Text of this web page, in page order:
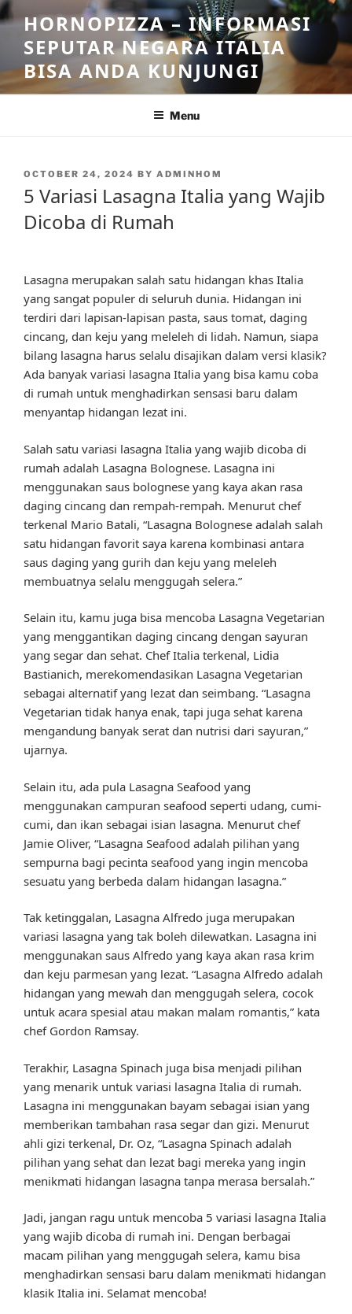
Skip
to
content
HORNOPIZZA – INFORMASI
SEPUTAR NEGARA ITALIA
BISA ANDA KUNJUNGI
Menu
POSTED
OCTOBER 24, 2024 BY ADMINHOM
5 Variasi Lasagna Italia yang Wajib
Dicoba di Rumah
Lasagna merupakan salah satu hidangan khas Italia
yang sangat populer di seluruh dunia. Hidangan ini
terdiri dari lapisan-lapisan pasta, saus tomat, daging
cincang, dan keju yang meleleh di lidah. Namun, siapa
bilang lasagna harus selalu disajikan dalam versi klasik?
Ada banyak variasi lasagna Italia yang bisa kamu coba
di rumah untuk menghadirkan sensasi baru dalam
menyantap hidangan lezat ini.
Salah satu variasi lasagna Italia yang wajib dicoba di
rumah adalah Lasagna Bolognese. Lasagna ini
menggunakan saus bolognese yang kaya akan rasa
daging cincang dan rempah-rempah. Menurut chef
terkenal Mario Batali, “Lasagna Bolognese adalah salah
satu hidangan favorit saya karena kombinasi antara
saus daging yang gurih dan keju yang meleleh
membuatnya selalu menggugah selera.”
Selain itu, kamu juga bisa mencoba Lasagna Vegetarian
yang menggantikan daging cincang dengan sayuran
yang segar dan sehat. Chef Italia terkenal, Lidia
Bastianich, merekomendasikan Lasagna Vegetarian
sebagai alternatif yang lezat dan seimbang. “Lasagna
Vegetarian tidak hanya enak, tapi juga sehat karena
mengandung banyak serat dan nutrisi dari sayuran,”
ujarnya.
Selain itu, ada pula Lasagna Seafood yang
menggunakan campuran seafood seperti udang, cumi-
cumi, dan ikan sebagai isian lasagna. Menurut chef
Jamie Oliver, “Lasagna Seafood adalah pilihan yang
sempurna bagi pecinta seafood yang ingin mencoba
sesuatu yang berbeda dalam hidangan lasagna.”
Tak ketinggalan, Lasagna Alfredo juga merupakan
variasi lasagna yang tak boleh dilewatkan. Lasagna ini
menggunakan saus Alfredo yang kaya akan rasa krim
dan keju parmesan yang lezat. “Lasagna Alfredo adalah
hidangan yang mewah dan menggugah selera, cocok
untuk acara spesial atau makan malam romantis,” kata
chef Gordon Ramsay.
Terakhir, Lasagna Spinach juga bisa menjadi pilihan
yang menarik untuk variasi lasagna Italia di rumah.
Lasagna ini menggunakan bayam sebagai isian yang
memberikan tambahan rasa segar dan gizi. Menurut
ahli gizi terkenal, Dr. Oz, “Lasagna Spinach adalah
pilihan yang sehat dan lezat bagi mereka yang ingin
menikmati hidangan lasagna tanpa merasa bersalah.”
Jadi, jangan ragu untuk mencoba 5 variasi lasagna Italia
yang wajib dicoba di rumah ini. Dengan berbagai
macam pilihan yang menggugah selera, kamu bisa
menghadirkan sensasi baru dalam menikmati hidangan
klasik Italia ini. Selamat mencoba!